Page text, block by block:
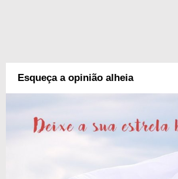
Esqueça a opinião alheia